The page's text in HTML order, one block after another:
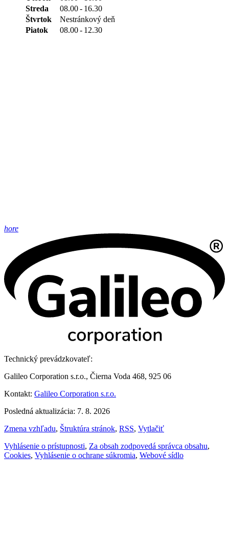
Streda
08.00- 16.30
Štvrtok
Nestránkový deň
Piatok
08.00- 12.30
hore
Technický prevádzkovateľ:
Galileo Corporation s.r.o., Čierna Voda 468, 925 06
Kontakt: Galileo Corporation s.r.o.
Posledná aktualizácia: 7. 8. 2026
Zmena vzhľadu, Štruktúra stránok, RSS, Vytlačiť
Vyhlásenie o prístupnosti, Za obsah zodpovedá správca obsahu,
Cookies, Vyhlásenie o ochrane súkromia, Webové sídlo